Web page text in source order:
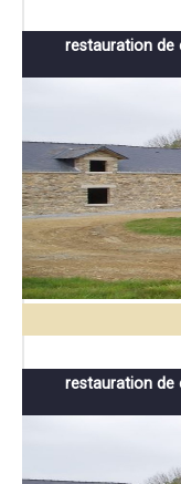
restauration de
restauration de